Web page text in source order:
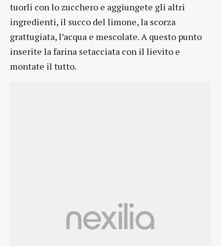
tuorli con lo zucchero e aggiungete gli altri
ingredienti, il succo del limone, la scorza
grattugiata, l’acqua e mescolate. A questo punto
inserite la farina setacciata con il lievito e
montate il tutto.